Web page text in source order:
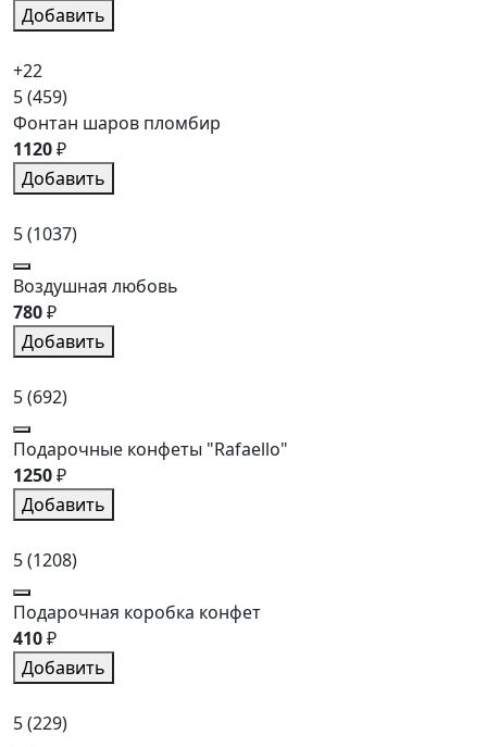
Добавить
+22
5(459)
Фонтан шаров пломбир
1120₽
Добавить
5(1037)
Воздушная любовь
780₽
Добавить
5(692)
Подарочные конфеты "Rafaello"
1250₽
Добавить
5(1208)
Подарочная коробка конфет
410₽
Добавить
5(229)